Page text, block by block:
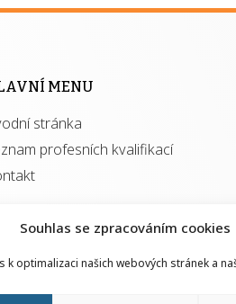
Souhlas se zpracováním cookies
k optimalizaci našich webových stránek a
MENU
stránka
profesních kvalifikací